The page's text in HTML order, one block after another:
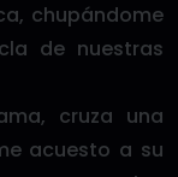
chupándome
de nuestras
cruza una
acuesto a su